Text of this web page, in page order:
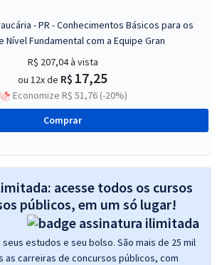
- PR - Conhecimentos Básicos para os
Nível Fundamental com a Equipe Gran
R$ 207,04à vista
ou 12x de R$ 17,25
Economize R$ 51,76 (-20%)
Comprar
acesse todos os cursos
públicos, em um só lugar!
estudos e seu bolso. São mais de 25 mil
as carreiras de concursos públicos, com